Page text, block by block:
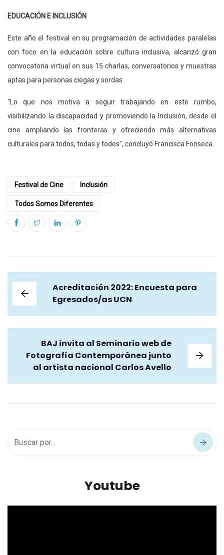
EDUCACIÓN E INCLUSIÓN
Este año el festival en su programación de actividades paralelas
con foco en la educación sobre cultura inclusiva, alcanzó gran
convocatoria virtual en sus 15 charlas, conversatorios y muestras
aptas para personas ciegas y sordas.
“Lo que nos motiva a seguir trabajando en este rumbo,
visibilizando la discapacidad y promoviendo la Inclusión, desde el
cine ampliando las fronteras y ofreciendo más alternativas
culturales para todos, todas y todes”, concluyó Francisca Fonseca.
Festival de Cine Inclusión
Todos Somos Diferentes
Acreditación 2022: Encuesta para
Egresados/as UCN
BAJ invita al Seminario web de
Fotografía Contemporánea junto
al artista nacional Carlos Avello
Youtube